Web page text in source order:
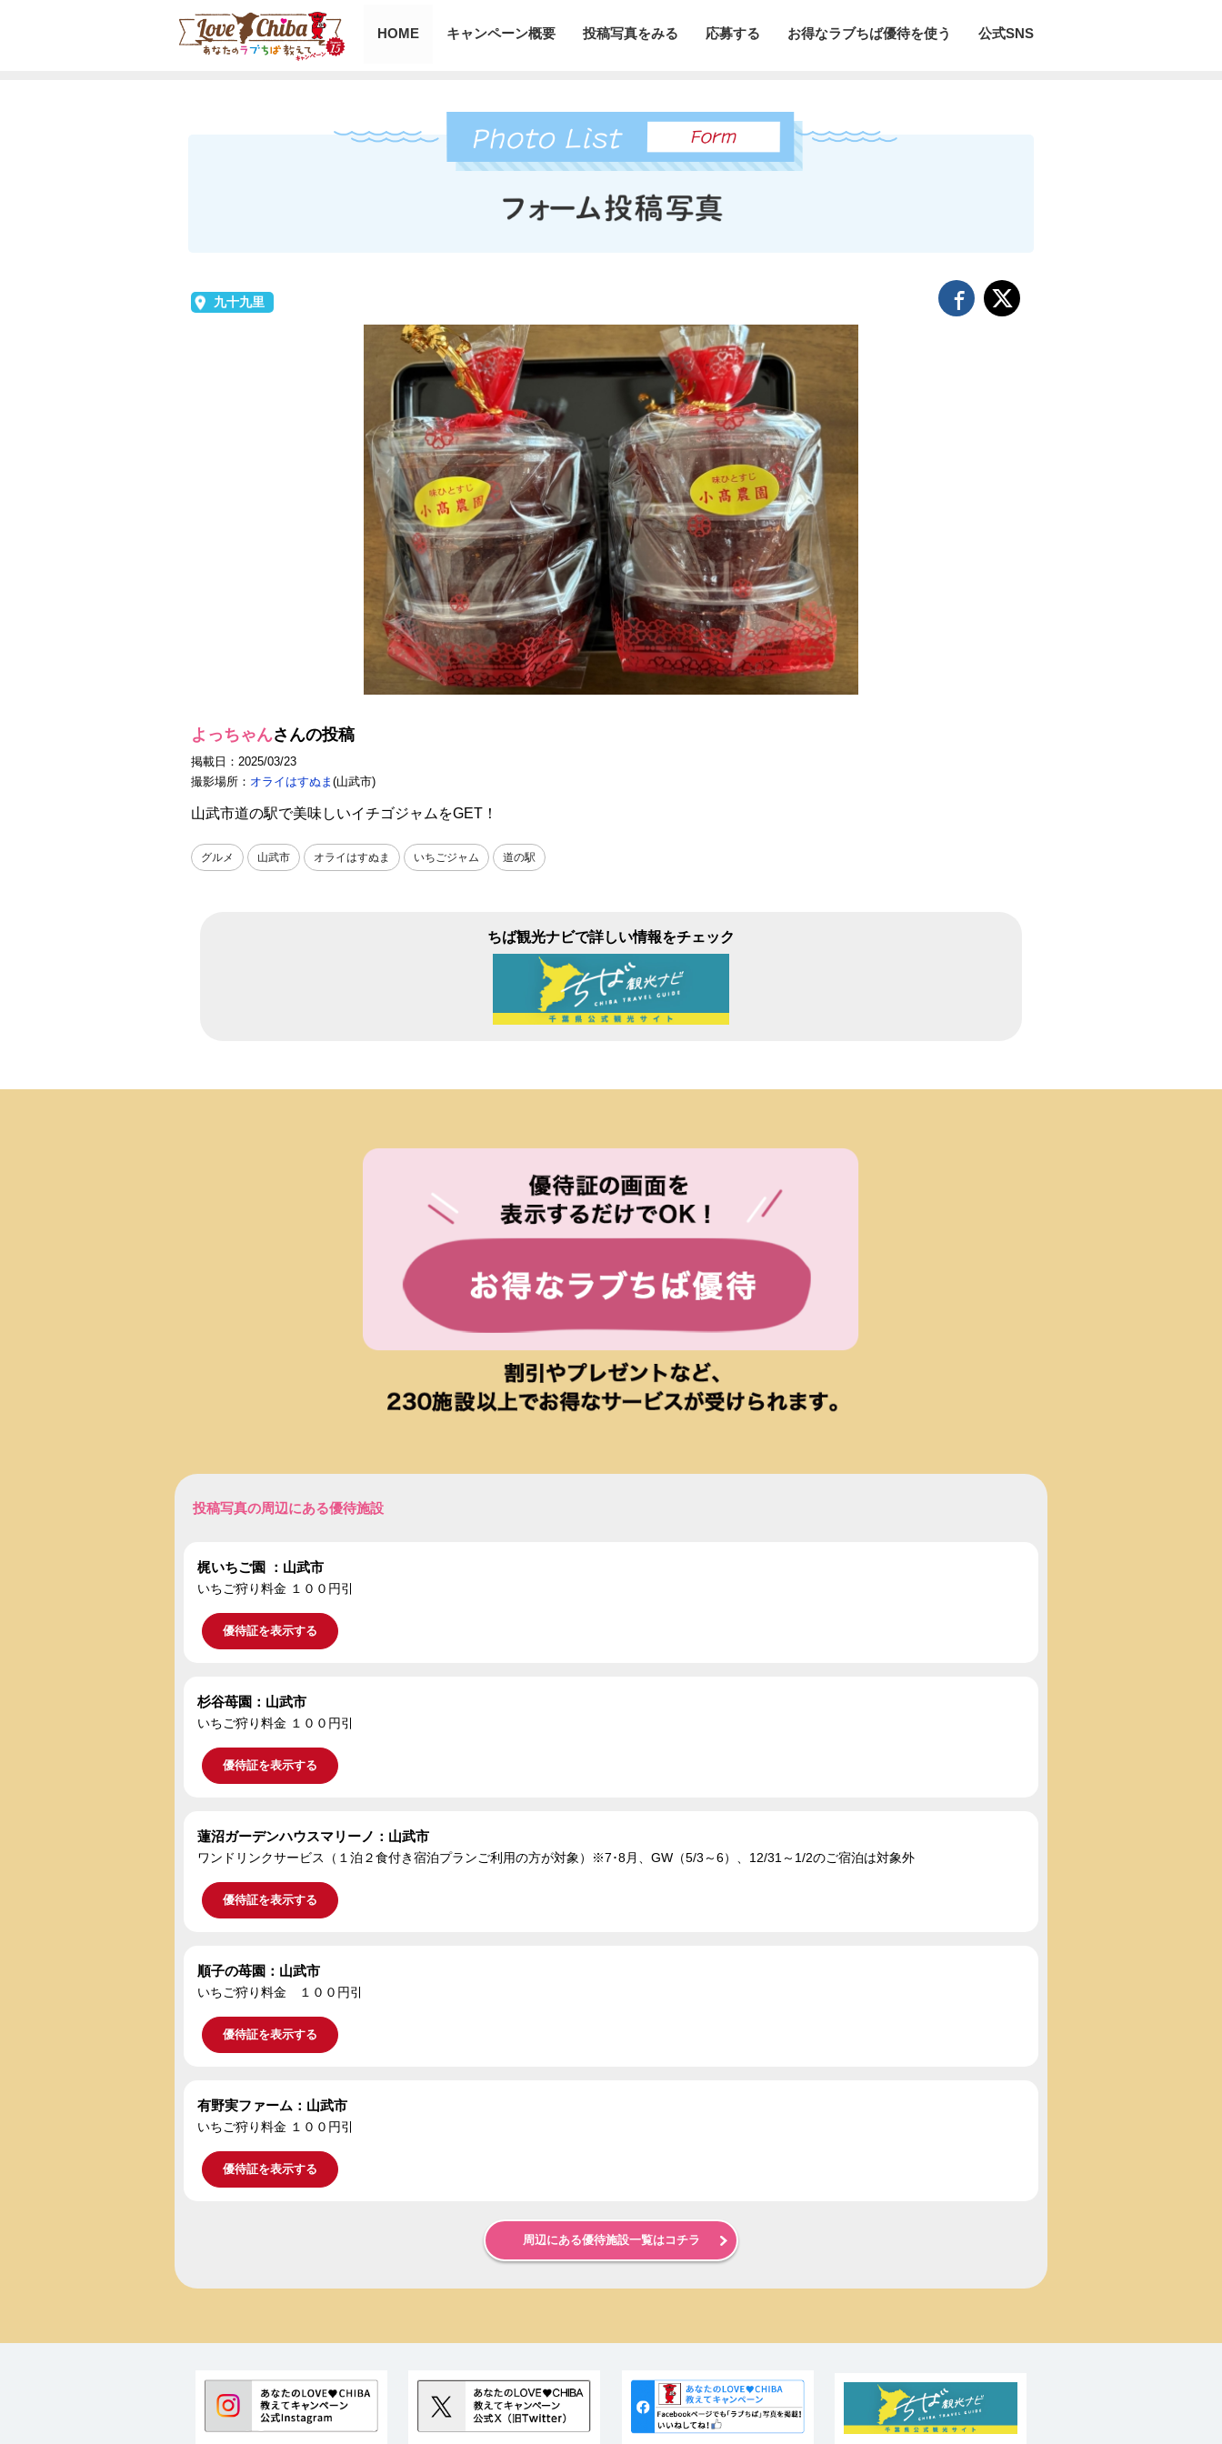
HOME キャンペーン概要 投稿写真をみる 応募する お得なラブちば優待を使う 公式SNS
九十九里
よっちゃんさんの投稿
掲載日：2025/03/23
撮影場所： オライはすぬま (山武市)
山武市道の駅で美味しいイチゴジャムをGET！
グルメ 山武市 オライはすぬま いちごジャム 道の駅
ちば観光ナビで詳しい情報をチェック
投稿写真の周辺にある優待施設
梶いちご園 ：山武市
いちご狩り料金 １００円引
優待証を表示する
杉谷苺園：山武市
いちご狩り料金 １００円引
優待証を表示する
蓮沼ガーデンハウスマリーノ：山武市
ワンドリンクサービス（１泊２食付き宿泊プランご利用の方が対象）※7･8月、GW（5/3～6）、12/31～1/2のご宿泊は対象外
優待証を表示する
順子の苺園：山武市
いちご狩り料金 １００円引
優待証を表示する
有野実ファーム：山武市
いちご狩り料金 １００円引
優待証を表示する
周辺にある優待施設一覧はコチラ